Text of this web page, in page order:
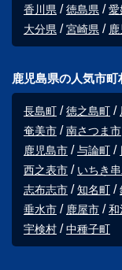
香川県
徳島県 愛
大分県
宮崎県
鹿児島県の人気市町
長島町 徳之島町
奄美市
南さつま市
鹿児島市
与論町
西之表市
いちき
志布志市
知名町
垂水市
鹿屋市 和
宇検村
中種子町